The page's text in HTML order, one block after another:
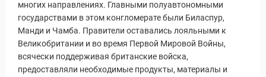
многих направлениях. Главными полуавтономными
государствами в этом конгломерате были Биласпур,
Манди и Чамба. Правители оставались лояльными к
Великобритании и во время Первой Мировой Войны,
всячески поддерживая британские войска,
предоставляли необходимые продукты, материалы и